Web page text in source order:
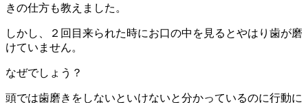
きの仕方も教えました。
しかし、２回目来られた時にお口の中を見るとやはり歯が磨
けていません。
なぜでしょう？
頭では歯磨きをしないといけないと分かっているのに行動に